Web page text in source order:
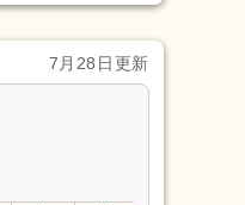
7月28日更新